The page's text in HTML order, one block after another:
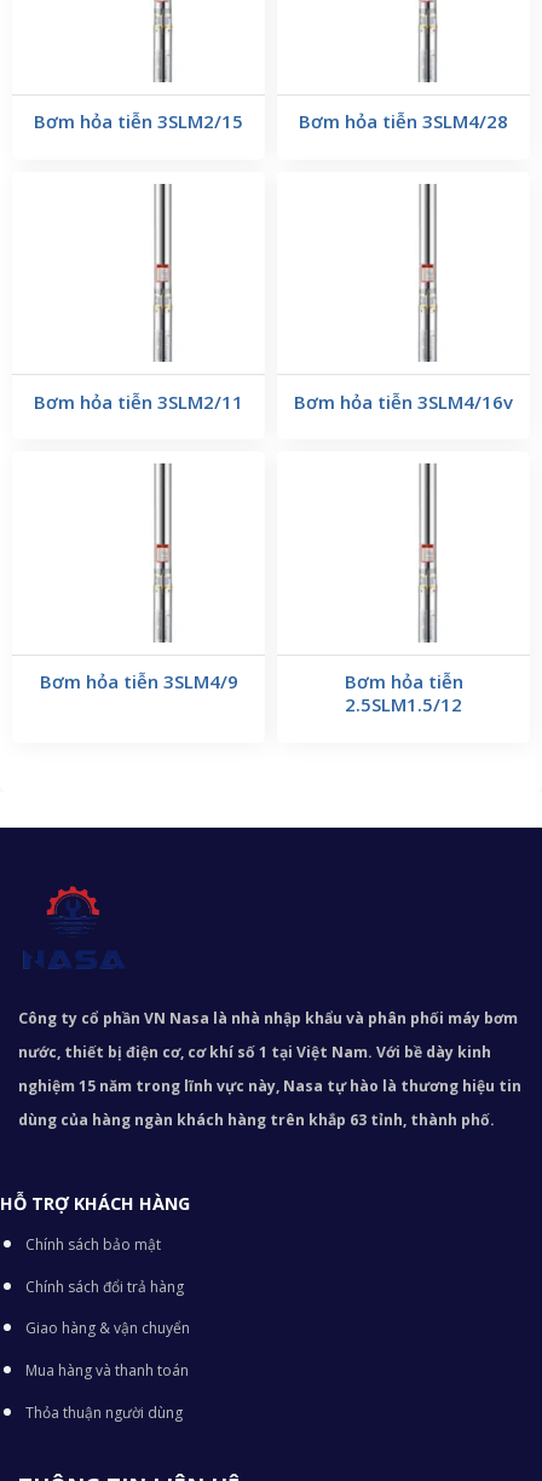
Bơm hỏa tiễn 3SLM2/15 Bơm hỏa tiễn 3SLM4/28
Bơm hỏa tiễn 3SLM2/11 Bơm hỏa tiễn 3SLM4/16v
Bơm hỏa tiễn 3SLM4/9
Bơm hỏa tiễn
2.5SLM1.5/12
Công ty cổ phần VN Nasa là nhà nhập khẩu và phân phối máy bơm
nước, thiết bị điện cơ, cơ khí số 1 tại Việt Nam. Với bề dày kinh
nghiệm 15 năm trong lĩnh vực này, Nasa tự hào là thương hiệu tin
dùng của hàng ngàn khách hàng trên khắp 63 tỉnh, thành phố.
HỖ TRỢ KHÁCH HÀNG
Chính sách bảo mật
Chính sách đổi trả hàng
Giao hàng & vận chuyển
Mua hàng và thanh toán
Thỏa thuận người dùng